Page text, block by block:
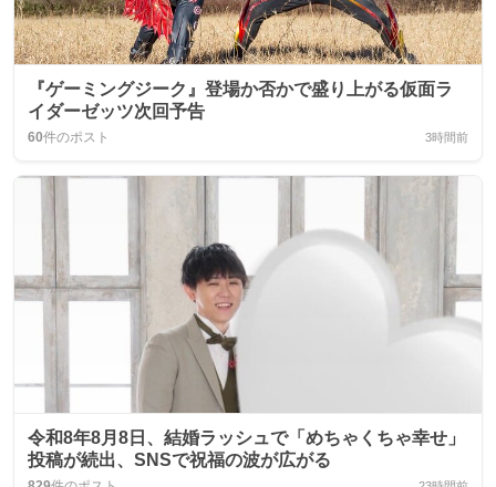
『ゲーミングジーク』登場か否かで盛り上がる仮面ラ
イダーゼッツ次回予告
60件のポスト 3時間前
令和8年8月8日、結婚ラッシュで「めちゃくちゃ幸せ」
投稿が続出、SNSで祝福の波が広がる